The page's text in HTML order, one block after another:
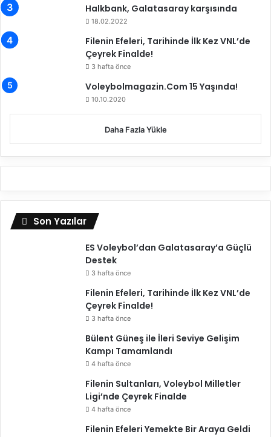
l
d
u
Halkbank, Galatasaray karşısında
18.02.2022
Filenin Efeleri, Tarihinde İlk Kez VNL’de
Çeyrek Finalde!
3 hafta önce
Voleybolmagazin.Com 15 Yaşında!
10.10.2020
Daha Fazla Yükle
Son Yazılar
ES Voleybol’dan Galatasaray’a Güçlü
Destek
3 hafta önce
Filenin Efeleri, Tarihinde İlk Kez VNL’de
Çeyrek Finalde!
3 hafta önce
Bülent Güneş ile İleri Seviye Gelişim
Kampı Tamamlandı
4 hafta önce
Filenin Sultanları, Voleybol Milletler
Ligi’nde Çeyrek Finalde
4 hafta önce
Filenin Efeleri Yemekte Bir Araya Geldi